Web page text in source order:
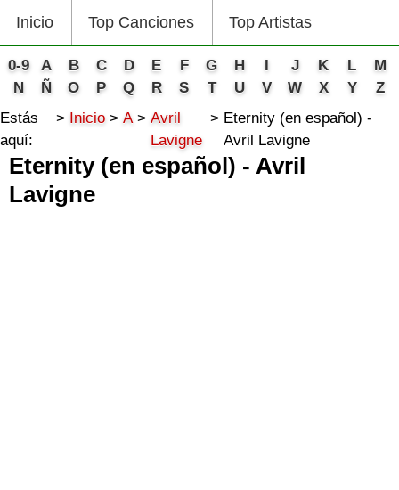
Inicio Top Canciones Top Artistas
0-9 A B C D E F G H I J K L
M
N
Ñ O P Q R S T U V W X Y
Z
Estás
aquí:
Inicio A
Avril
Lavigne
Eternity (en español) -
Avril Lavigne
Eternity (en español) - Avril
Lavigne